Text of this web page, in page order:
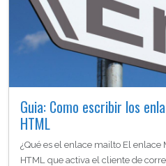
Guia: Como escribir los
HTML
¿Qué es el enlace mailto El enlace
HTML que activa el cliente de